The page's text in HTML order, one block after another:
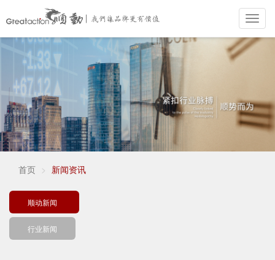
跳
容
首页 新闻资讯
顺动新闻
行业新闻